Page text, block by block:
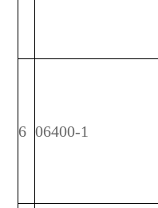
6 06400-1